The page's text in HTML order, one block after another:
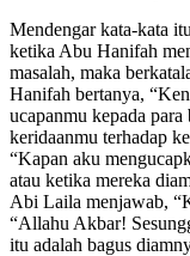
Mendengar kata-kata
ketika Abu Hanifah
masalah, maka
Hanifah bertanya,
ucapanmu kepada
keridaanmu terhadap
“Kapan aku
atau ketika mereka
Abi Laila menjawab,
“Allahu Akbar!
itu adalah bagus